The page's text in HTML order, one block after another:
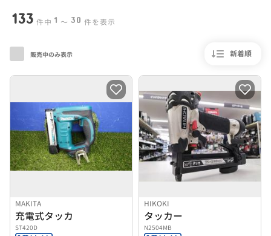
133 件中 1 〜 30 件を表示
新着順
販売中のみ表示
MAKITA
充電式タッカ
ST420D
HIKOKI
タッカー
N2504MB